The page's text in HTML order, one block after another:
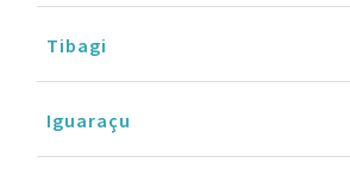
Tibagi
Iguaraçu